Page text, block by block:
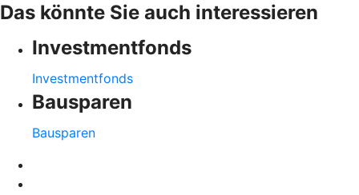
Das könnte Sie auch interessieren
Investmentfonds
Investmentfonds
Bausparen
Bausparen